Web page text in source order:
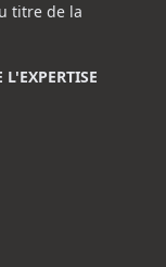
titre de la